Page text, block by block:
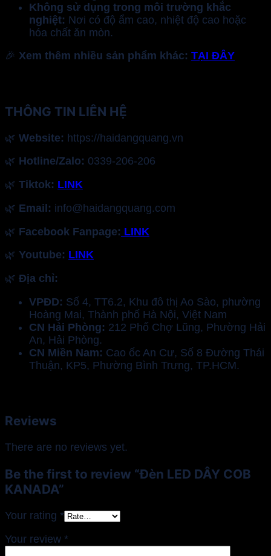
Không sử dụng trong môi trường khắc
nghiệt: Nơi có độ ẩm cao, nhiệt độ cao hoặc
hóa chất ăn mòn.
🎉 Xem thêm nhiều sản phẩm khác: TẠI ĐÂY
THÔNG TIN LIÊN HỆ
🌿 Website: https://haidangquang.vn
🌿 Hotline/Zalo: 0339-206-206
🌿 Tiktok: LINK
🌿 Email: info@haidangquang.com
🌿 Facebook Fanpage: LINK
🌿 Youtube: LINK
🌿 Địa chỉ:
VPĐD: Số 4, TT6.2, Khu đô thị Ao Sào, phường
Hoàng Mai, Thành phố Hà Nội, Việt Nam
CN Hải Phòng: 212 Phố Chợ Lũng, Phường Hải
An, Hải Phòng.
CN Miền Nam: Cao ốc An Cư, Số 8 Đường Thái
Thuận, KP5, Phường Bình Trưng, TP.HCM.
Reviews
There are no reviews yet.
Be the first to review “Đèn LED DÂY COB
KANADA”
Your rating *
Your review *